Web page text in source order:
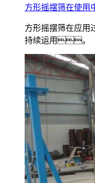
方形摇摆筛在使
方形摇摆筛在应
持续运用。